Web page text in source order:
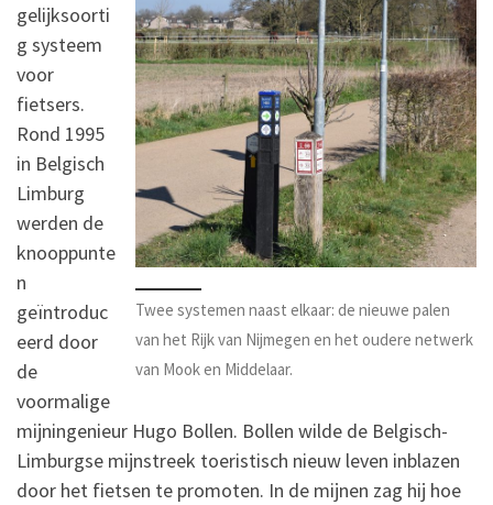
Twee systemen naast elkaar: de nieuwe palen
van het Rijk van Nijmegen en het oudere netwerk
van Mook en Middelaar.
gelijksoorti
g systeem
voor
fietsers.
Rond 1995
in Belgisch
Limburg
werden de
knooppunte
n
geïntroduc
eerd door
de
voormalige
mijningenieur Hugo Bollen. Bollen wilde de Belgisch-
Limburgse mijnstreek toeristisch nieuw leven inblazen
door het fietsen te promoten. In de mijnen zag hij hoe